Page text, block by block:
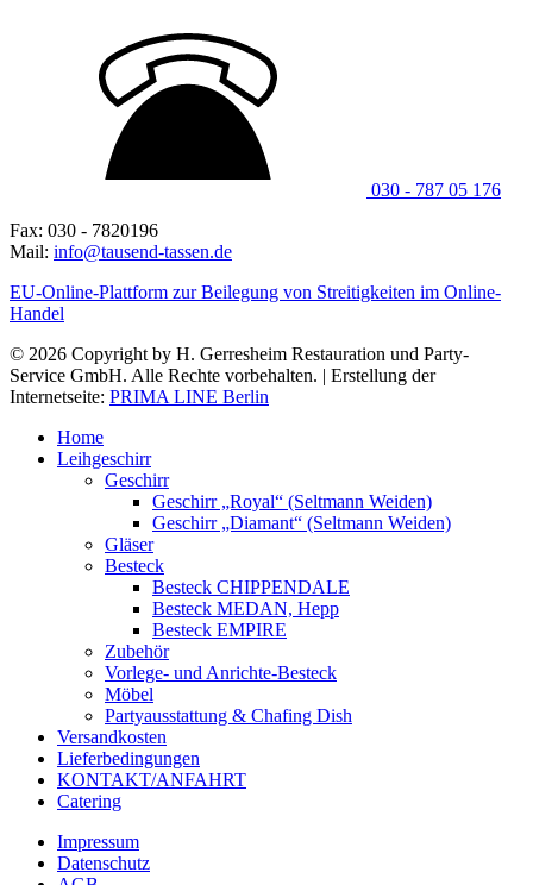
030 - 787 05 176
Fax: 030 - 7820196
Mail: info@tausend-tassen.de
EU-Online-Plattform zur Beilegung von Streitigkeiten im Online-
Handel
© 2026 Copyright by H. Gerresheim Restauration und Party-
Service GmbH. Alle Rechte vorbehalten. | Erstellung der
Internetseite: PRIMA LINE Berlin
Home
Leihgeschirr
Geschirr
Geschirr „Royal“ (Seltmann Weiden)
Geschirr „Diamant“ (Seltmann Weiden)
Gläser
Besteck
Besteck CHIPPENDALE
Besteck MEDAN, Hepp
Besteck EMPIRE
Zubehör
Vorlege- und Anrichte-Besteck
Möbel
Partyausstattung & Chafing Dish
Versandkosten
Lieferbedingungen
KONTAKT/ANFAHRT
Catering
Impressum
Datenschutz